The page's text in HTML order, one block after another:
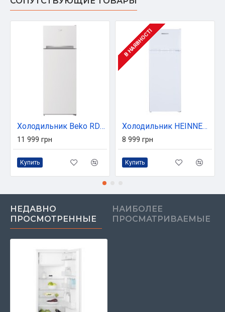
Холодильник Beko RDSA240K20W
11 999 грн
Купить
В НАЯВНОСТІ
Холодильник HEINNER HF-H2206E++
8 999 грн
Купить
НЕДАВНО
ПРОСМОТРЕННЫЕ
НАИБОЛЕЕ
ПРОСМАТРИВАЕМЫЕ